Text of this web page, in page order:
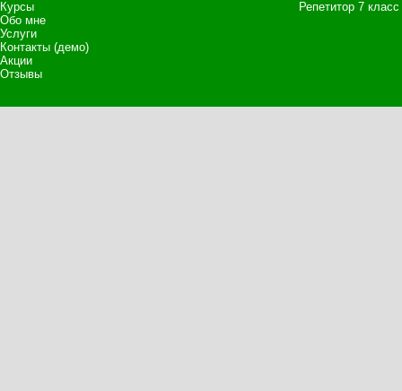
Курсы
Обо мне
Услуги
Контакты (демо)
Акции
Отзывы
Репетитор 7 класс